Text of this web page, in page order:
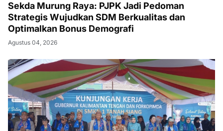
Sekda Murung Raya: PJPK Jadi Pedoman
Strategis Wujudkan SDM Berkualitas dan
Optimalkan Bonus Demografi
Agustus 04, 2026